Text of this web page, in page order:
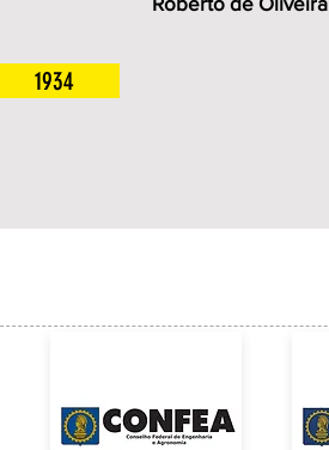
1934